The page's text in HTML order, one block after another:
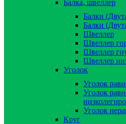
Балка, швеллер
Балки
Балки
Швеллер
Швеллер
Швеллер
Швеллер
Уголок
Уголок
Уголок
Уголок
Круг